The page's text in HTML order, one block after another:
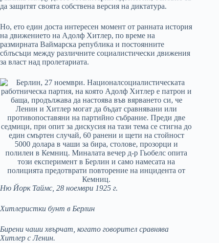
да защитят своята собствена версия на диктатура.
Но, ето един доста интересен момент от ранната история
на движението на Адолф Хитлер, по време на
размирната Ваймарска република и постоянните
сблъсъци между различните социалистически движения
за власт над пролетариата.
Ню Йорк Таймс, 28 ноември 1925 г.
Хитлеристки бунт в Берлин
Бирени чаши хвърчат, когато говорител сравнява
Хитлер с Ленин.